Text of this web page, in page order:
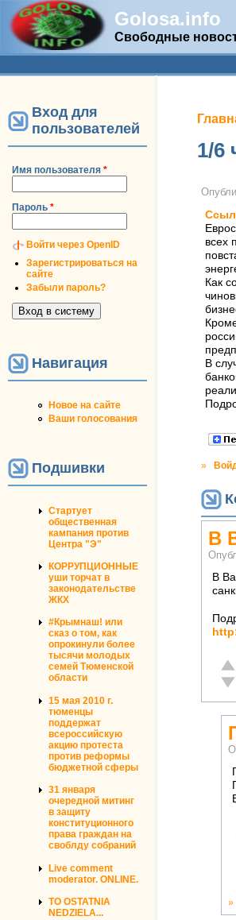
Golosa.info
Свободные
Дополнительное меню
Вход для
пользователей
Имя пользователя *
Пароль *
Войти через OpenID
Зарегистрироваться на
сайте
Забыли пароль?
Навигация
Новое на сайте
Ваши голосования
Подшивки
Стартует
общественная
кампания против
Центра "Э"
КОРРУПЦИОННЫЕ
уши торчат в
законодательстве
ЖКХ
#Крымнаш! или
сказ о том, как
опрокинули более
тысячи молодых
семей Тюменской
области
15 мая 2010 г.
тюменцы
поддержат
всероссийскую
акцию протеста
против реформы
бюджетной сферы
31 января
очередной митинг
в защиту
конституционного
права граждан на
своблду собраний
Live comment
moderator. ONLINE.
TO OSTATNIA
NEDZIELA...
Вы
1/6
всех
Как
В
»
​В
​В
»